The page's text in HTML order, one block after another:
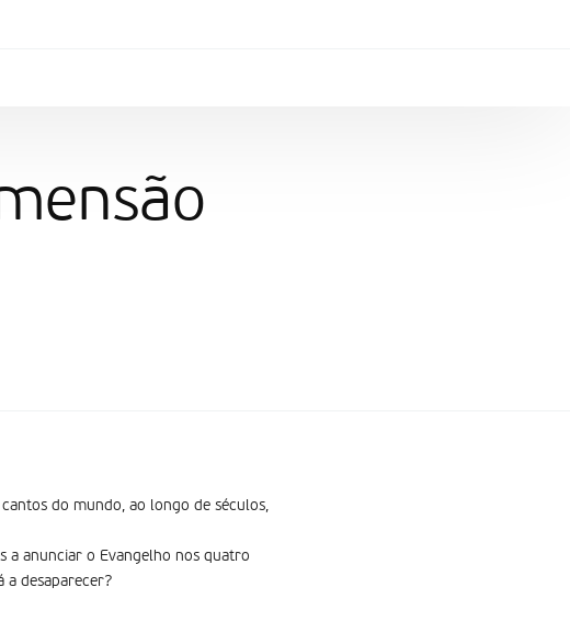
do mundo, ao longo de séculos,
a anunciar o Evangelho nos quatro
a desaparecer?